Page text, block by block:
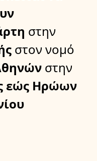
στην
στον νομό
στην
εώς Ηρώων